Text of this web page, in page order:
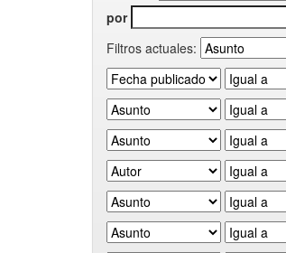
por
Filtros actuales: